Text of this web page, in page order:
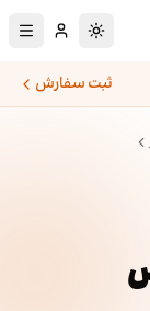
تغییر به حالت
ثبت سفارش